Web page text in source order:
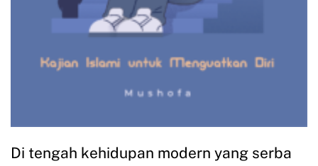
Di tengah kehidupan modern yang serba